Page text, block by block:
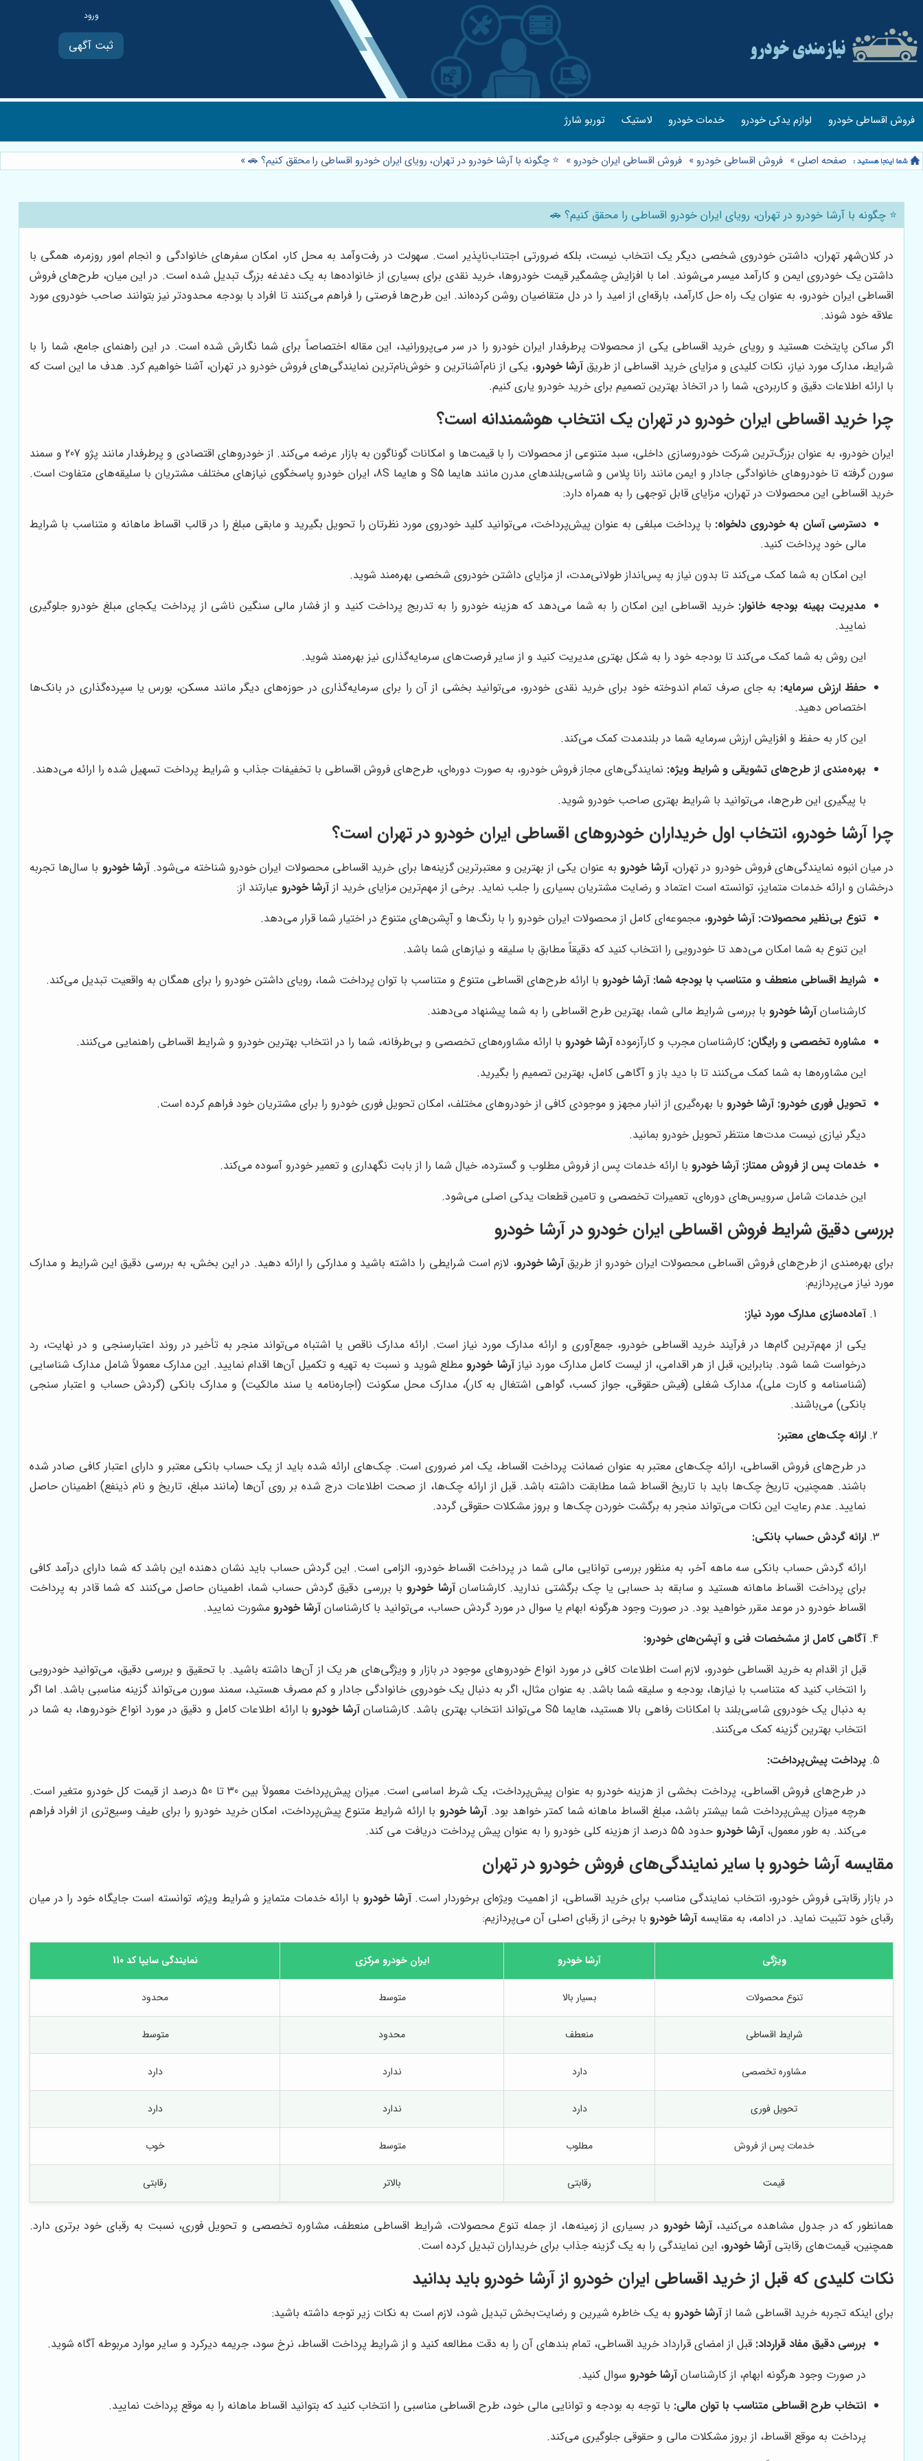
ثبت آگهی
فروش اقساطی خودرو لوازم یدکی خودرو خدمات خودرو لاستیک توربو شارژ
صفحه اصلی » فروش اقساطی خودرو » فروش اقساطی ایران خودرو » ⭐️ چگونه با آرشا خودرو در تهران، رویای ایران خودرو اقساطی را محقق کنیم؟ 🚗»
⭐️ چگونه با آرشا خودرو در تهران، رویای ایران خودرو اقساطی را محقق کنیم؟ 🚗
در کلان‌شهر تهران، داشتن خودروی شخصی دیگر یک انتخاب نیست، بلکه ضرورتی اجتناب‌ناپذیر است. سهولت در رفت‌وآمد به محل کار، امکان سفرهای خانوادگی و انجام امور روزمره، همگی با
داشتن یک خودروی ایمن و کارآمد میسر می‌شوند. اما با افزایش چشمگیر قیمت خودروها، خرید نقدی برای بسیاری از خانواده‌ها به یک دغدغه بزرگ تبدیل شده است. در این میان، طرح‌های فروش
اقساطی ایران خودرو، به عنوان یک راه حل کارآمد، بارقه‌ای از امید را در دل متقاضیان روشن کرده‌اند. این طرح‌ها فرصتی را فراهم می‌کنند تا افراد با بودجه محدودتر نیز بتوانند صاحب خودروی مورد
علاقه خود شوند.
اگر ساکن پایتخت هستید و رویای خرید اقساطی یکی از محصولات پرطرفدار ایران خودرو را در سر می‌پرورانید، این مقاله اختصاصاً برای شما نگارش شده است. در این راهنمای جامع، شما را با
شرایط، مدارک مورد نیاز، نکات کلیدی و مزایای خرید اقساطی از طریقآرشا خودرو، یکی از نام‌آشناترین و خوش‌نام‌ترین نمایندگی‌های فروش خودرو در تهران، آشنا خواهیم کرد. هدف ما این است که
با ارائه اطلاعات دقیق و کاربردی، شما را در اتخاذ بهترین تصمیم برای خرید خودرو یاری کنیم.
چرا خرید اقساطی ایران خودرو در تهران یک انتخاب هوشمندانه است؟
ایران خودرو، به عنوان بزرگ‌ترین شرکت خودروسازی داخلی، سبد متنوعی از محصولات را با قیمت‌ها و امکانات گوناگون به بازار عرضه می‌کند. از خودروهای اقتصادی و پرطرفدار مانند پژو 207 و سمند
سورن گرفته تا خودروهای خانوادگی جادار و ایمن مانند رانا پلاس و شاسی‌بلندهای مدرن مانند هایما S5 و هایما 8S، ایران خودرو پاسخگوی نیازهای مختلف مشتریان با سلیقه‌های متفاوت است.
خرید اقساطی این محصولات در تهران، مزایای قابل توجهی را به همراه دارد:
دسترسی آسان به خودروی دلخواه: با پرداخت مبلغی به عنوان پیش‌پرداخت، می‌توانید کلید خودروی مورد نظرتان را تحویل بگیرید و مابقی مبلغ را در قالب اقساط ماهانه و متناسب با شرایط
مالی خود پرداخت کنید.
این امکان به شما کمک می‌کند تا بدون نیاز به پس‌انداز طولانی‌مدت، از مزایای داشتن خودروی شخصی بهره‌مند شوید.
مدیریت بهینه بودجه خانوار: خرید اقساطی این امکان را به شما می‌دهد که هزینه خودرو را به تدریج پرداخت کنید و از فشار مالی سنگین ناشی از پرداخت یکجای مبلغ خودرو جلوگیری
نمایید.
این روش به شما کمک می‌کند تا بودجه خود را به شکل بهتری مدیریت کنید و از سایر فرصت‌های سرمایه‌گذاری نیز بهره‌مند شوید.
حفظ ارزش سرمایه: به جای صرف تمام اندوخته خود برای خرید نقدی خودرو، می‌توانید بخشی از آن را برای سرمایه‌گذاری در حوزه‌های دیگر مانند مسکن، بورس یا سپرده‌گذاری در بانک‌ها
اختصاص دهید.
این کار به حفظ و افزایش ارزش سرمایه شما در بلندمدت کمک می‌کند.
بهره‌مندی از طرح‌های تشویقی و شرایط ویژه: نمایندگی‌های مجاز فروش خودرو، به صورت دوره‌ای، طرح‌های فروش اقساطی با تخفیفات جذاب و شرایط پرداخت تسهیل شده را ارائه می‌دهند.
با پیگیری این طرح‌ها، می‌توانید با شرایط بهتری صاحب خودرو شوید.
چرا آرشا خودرو، انتخاب اول خریداران خودروهای اقساطی ایران خودرو در تهران است؟
در میان انبوه نمایندگی‌های فروش خودرو در تهران،آرشا خودرو به عنوان یکی از بهترین و معتبرترین گزینه‌ها برای خرید اقساطی محصولات ایران خودرو شناخته می‌شود.آرشا خودرو با سال‌ها تجربه
درخشان و ارائه خدمات متمایز، توانسته است اعتماد و رضایت مشتریان بسیاری را جلب نماید. برخی از مهم‌ترین مزایای خرید ازآرشا خودرو عبارتند از:
تنوع بی‌نظیر محصولات: آرشا خودرو، مجموعه‌ای کامل از محصولات ایران خودرو را با رنگ‌ها و آپشن‌های متنوع در اختیار شما قرار می‌دهد.
این تنوع به شما امکان می‌دهد تا خودرویی را انتخاب کنید که دقیقاً مطابق با سلیقه و نیازهای شما باشد.
شرایط اقساطی منعطف و متناسب با بودجه شما: آرشا خودرو با ارائه طرح‌های اقساطی متنوع و متناسب با توان پرداخت شما، رویای داشتن خودرو را برای همگان به واقعیت تبدیل می‌کند.
کارشناسانآرشا خودرو با بررسی شرایط مالی شما، بهترین طرح اقساطی را به شما پیشنهاد می‌دهند.
مشاوره تخصصی و رایگان: کارشناسان مجرب و کارآزمودهآرشا خودرو با ارائه مشاوره‌های تخصصی و بی‌طرفانه، شما را در انتخاب بهترین خودرو و شرایط اقساطی راهنمایی می‌کنند.
این مشاوره‌ها به شما کمک می‌کنند تا با دید باز و آگاهی کامل، بهترین تصمیم را بگیرید.
تحویل فوری خودرو: آرشا خودرو با بهره‌گیری از انبار مجهز و موجودی کافی از خودروهای مختلف، امکان تحویل فوری خودرو را برای مشتریان خود فراهم کرده است.
دیگر نیازی نیست مدت‌ها منتظر تحویل خودرو بمانید.
خدمات پس از فروش ممتاز: آرشا خودرو با ارائه خدمات پس از فروش مطلوب و گسترده، خیال شما را از بابت نگهداری و تعمیر خودرو آسوده می‌کند.
این خدمات شامل سرویس‌های دوره‌ای، تعمیرات تخصصی و تامین قطعات یدکی اصلی می‌شود.
بررسی دقیق شرایط فروش اقساطی ایران خودرو در آرشا خودرو
برای بهره‌مندی از طرح‌های فروش اقساطی محصولات ایران خودرو از طریقآرشا خودرو، لازم است شرایطی را داشته باشید و مدارکی را ارائه دهید. در این بخش، به بررسی دقیق این شرایط و مدارک
مورد نیاز می‌پردازیم:
آماده‌سازی مدارک مورد نیاز:
یکی از مهم‌ترین گام‌ها در فرآیند خرید اقساطی خودرو، جمع‌آوری و ارائه مدارک مورد نیاز است. ارائه مدارک ناقص یا اشتباه می‌تواند منجر به تأخیر در روند اعتبارسنجی و در نهایت، رد
درخواست شما شود. بنابراین، قبل از هر اقدامی، از لیست کامل مدارک مورد نیازآرشا خودرومطلع شوید و نسبت به تهیه و تکمیل آن‌ها اقدام نمایید. این مدارک معمولاً شامل مدارک شناسایی
(شناسنامه و کارت ملی)، مدارک شغلی (فیش حقوقی، جواز کسب، گواهی اشتغال به کار)، مدارک محل سکونت (اجاره‌نامه یا سند مالکیت) و مدارک بانکی (گردش حساب و اعتبار سنجی
بانکی) می‌باشند.
ارائه چک‌های معتبر:
در طرح‌های فروش اقساطی، ارائه چک‌های معتبر به عنوان ضمانت پرداخت اقساط، یک امر ضروری است. چک‌های ارائه شده باید از یک حساب بانکی معتبر و دارای اعتبار کافی صادر شده
باشند. همچنین، تاریخ چک‌ها باید با تاریخ اقساط شما مطابقت داشته باشد. قبل از ارائه چک‌ها، از صحت اطلاعات درج شده بر روی آن‌ها (مانند مبلغ، تاریخ و نام ذینفع) اطمینان حاصل
نمایید. عدم رعایت این نکات می‌تواند منجر به برگشت خوردن چک‌ها و بروز مشکلات حقوقی گردد.
ارائه گردش حساب بانکی:
ارائه گردش حساب بانکی سه ماهه آخر، به منظور بررسی توانایی مالی شما در پرداخت اقساط خودرو، الزامی است. این گردش حساب باید نشان دهنده این باشد که شما دارای درآمد کافی
برای پرداخت اقساط ماهانه هستید و سابقه بد حسابی یا چک برگشتی ندارید. کارشناسانآرشا خودروبا بررسی دقیق گردش حساب شما، اطمینان حاصل می‌کنند که شما قادر به پرداخت
اقساط خودرو در موعد مقرر خواهید بود. در صورت وجود هرگونه ابهام یا سوال در مورد گردش حساب، می‌توانید با کارشناسانآرشا خودرومشورت نمایید.
آگاهی کامل از مشخصات فنی و آپشن‌های خودرو:
قبل از اقدام به خرید اقساطی خودرو، لازم است اطلاعات کافی در مورد انواع خودروهای موجود در بازار و ویژگی‌های هر یک از آن‌ها داشته باشید. با تحقیق و بررسی دقیق، می‌توانید خودرویی
را انتخاب کنید که متناسب با نیازها، بودجه و سلیقه شما باشد. به عنوان مثال، اگر به دنبال یک خودروی خانوادگی جادار و کم مصرف هستید، سمند سورن می‌تواند گزینه مناسبی باشد. اما اگر
به دنبال یک خودروی شاسی‌بلند با امکانات رفاهی بالا هستید، هایما S5 می‌تواند انتخاب بهتری باشد. کارشناسان
آرشا خودروبا ارائه اطلاعات کامل و دقیق در مورد انواع خودروها، به شما در
انتخاب بهترین گزینه کمک می‌کنند.
پرداخت پیش‌پرداخت:
در طرح‌های فروش اقساطی، پرداخت بخشی از هزینه خودرو به عنوان پیش‌پرداخت، یک شرط اساسی است. میزان پیش‌پرداخت معمولاً بین 30 تا 50 درصد از قیمت کل خودرو متغیر است.
هرچه میزان پیش‌پرداخت شما بیشتر باشد، مبلغ اقساط ماهانه شما کمتر خواهد بود.آرشا خودرو با ارائه شرایط متنوع پیش‌پرداخت، امکان خرید خودرو را برای طیف وسیع‌تری از افراد فراهم
می‌کند. به طور معمول،آرشا خودروحدود 55 درصد از هزینه کلی خودرو را به عنوان پیش پرداخت دریافت می کند.
مقایسه آرشا خودرو با سایر نمایندگی‌های فروش خودرو در تهران
در بازار رقابتی فروش خودرو، انتخاب نمایندگی مناسب برای خرید اقساطی، از اهمیت ویژه‌ای برخوردار است.آرشا خودرو با ارائه خدمات متمایز و شرایط ویژه، توانسته است جایگاه خود را در میان
رقبای خود تثبیت نماید. در ادامه، به مقایسهآرشا خودروبا برخی از رقبای اصلی آن می‌پردازیم:
ویژگی آرشا خودرو ایران خودرو مرکزی نمایندگی سایپا کد 110
تنوع محصولات بسیار بالا متوسط محدود
شرایط اقساطی منعطف محدود متوسط
مشاوره تخصصی دارد ندارد دارد
تحویل فوری دارد ندارد دارد
خدمات پس از فروش مطلوب متوسط خوب
قیمت رقابتی بالاتر رقابتی
همانطور که در جدول مشاهده می‌کنید،آرشا خودرو در بسیاری از زمینه‌ها، از جمله تنوع محصولات، شرایط اقساطی منعطف، مشاوره تخصصی و تحویل فوری، نسبت به رقبای خود برتری دارد.
همچنین، قیمت‌های رقابتیآرشا خودرو، این نمایندگی را به یک گزینه جذاب برای خریداران تبدیل کرده است.
نکات کلیدی که قبل از خرید اقساطی ایران خودرو ازآرشا خودرو باید بدانید
برای اینکه تجربه خرید اقساطی شما ازآرشا خودروبه یک خاطره شیرین و رضایت‌بخش تبدیل شود، لازم است به نکات زیر توجه داشته باشید:
بررسی دقیق مفاد قرارداد: قبل از امضای قرارداد خرید اقساطی، تمام بندهای آن را به دقت مطالعه کنید و از شرایط پرداخت اقساط، نرخ سود، جریمه دیرکرد و سایر موارد مربوطه آگاه شوید.
در صورت وجود هرگونه ابهام، از کارشناسانآرشا خودروسوال کنید.
انتخاب طرح اقساطی متناسب با توان مالی: با توجه به بودجه و توانایی مالی خود، طرح اقساطی مناسبی را انتخاب کنید که بتوانید اقساط ماهانه را به موقع پرداخت نمایید.
پرداخت به موقع اقساط، از بروز مشکلات مالی و حقوقی جلوگیری می‌کند.